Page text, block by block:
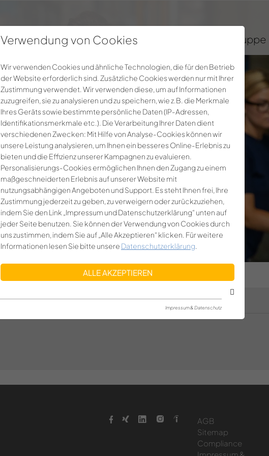
Für Unternehmen Über uns Noerpel-Gruppe
AGB
Sitemap
Compliance
Verwendung von Cookies
Wir verwenden Cookies und ähnliche Technologien, die für den Betrieb
der Website erforderlich sind. Zusätzliche Cookies werden nur mit Ihrer
Zustimmung verwendet. Wir verwenden diese, um auf Informationen
zuzugreifen, sie zu analysieren und zu speichern, wie z.B. die Merkmale
Ihres Geräts sowie bestimmte persönliche Daten (IP-Adressen,
Identifikationsmerkmale etc.). Die Verarbeitung Ihrer Daten dient
verschiedenen Zwecken: Mit Hilfe von Analyse-Cookies können wir
unsere Leistung analysieren, um Ihnen ein besseres Online-Erlebnis zu
bieten und die Effizienz unserer Kampagnen zu evaluieren.
Personalisierungs-Cookies ermöglichen Ihnen den Zugang zu einem
maßgeschneiderten Erlebnis auf unserer Website mit
nutzungsabhängigen Angeboten und Support. Es steht Ihnen frei, Ihre
Zustimmung jederzeit zu geben, zu verweigern oder zurückzuziehen,
indem Sie den Link „Impressum und Datenschutzerklärung“ unten auf
jeder Seite benutzen. Sie können der Verwendung von Cookies durch
uns zustimmen, indem Sie auf „Alle Akzeptieren“ klicken. Für weitere
Informationen lesen Sie bitte unsere Datenschutzerklärung.
ALLE AKZEPTIEREN
Impressum & Datenschutz